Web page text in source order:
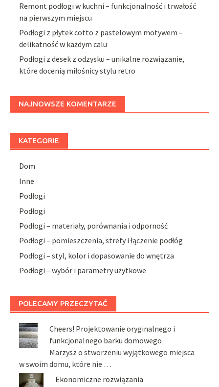
Remont podłogi w kuchni – funkcjonalność i trwałość
na pierwszym miejscu
Podłogi z płytek cotto z pastelowym motywem –
delikatność w każdym calu
Podłogi z desek z odzysku – unikalne rozwiązanie,
które docenią miłośnicy stylu retro
NAJNOWSZE KOMENTARZE
KATEGORIE
Dom
Inne
Podłogi
Podłogi
Podłogi – materiały, porównania i odporność
Podłogi – pomieszczenia, strefy i łączenie podłóg
Podłogi – styl, kolor i dopasowanie do wnętrza
Podłogi – wybór i parametry użytkowe
POLECAMY PRZECZYTAĆ
Cheers! Projektowanie oryginalnego i
funkcjonalnego barku domowego
Marzysz o stworzeniu wyjątkowego miejsca
w swoim domu, które nie …
Ekonomiczne rozwiązania